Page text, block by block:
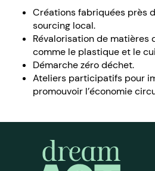
Créations fabriquées près
sourcing local.
Révalorisation de matières
comme le plastique et le
Démarche zéro déchet.
Ateliers participatifs pour
promouvoir l’économie